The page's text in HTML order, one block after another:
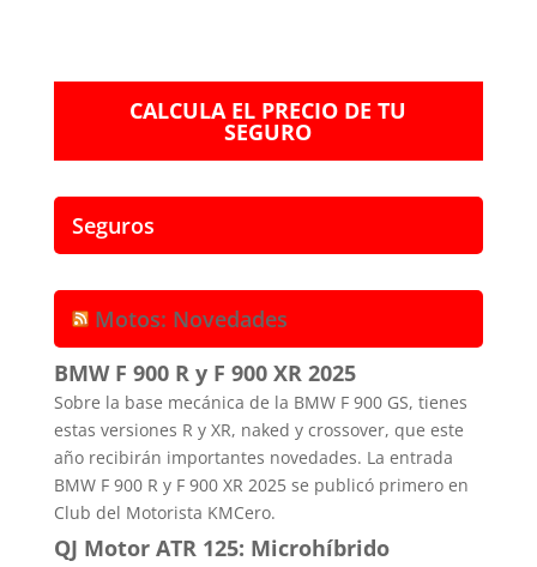
CALCULA EL PRECIO DE TU
SEGURO
Seguros
Motos: Novedades
BMW F 900 R y F 900 XR 2025
Sobre la base mecánica de la BMW F 900 GS, tienes
estas versiones R y XR, naked y crossover, que este
año recibirán importantes novedades. La entrada
BMW F 900 R y F 900 XR 2025 se publicó primero en
Club del Motorista KMCero.
QJ Motor ATR 125: Microhíbrido